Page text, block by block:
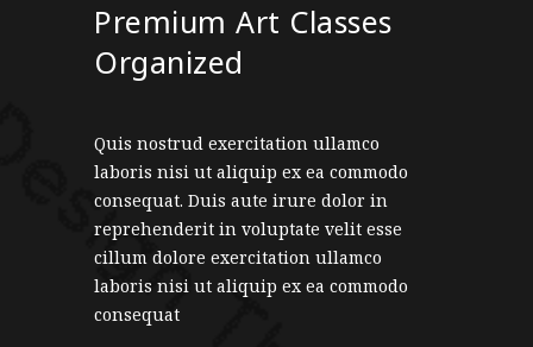
Premium Art Classes
Organized
Quis nostrud exercitation ullamco
laboris nisi ut aliquip ex ea commodo
consequat. Duis aute irure dolor in
reprehenderit in voluptate velit esse
cillum dolore exercitation ullamco
laboris nisi ut aliquip ex ea commodo
consequat